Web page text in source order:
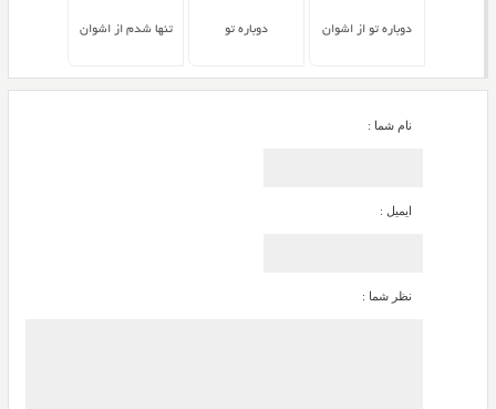
دوباره تو از اشوان دوباره تو تنها شدم از اشوان
نام شما :
ایمیل :
نظر شما :